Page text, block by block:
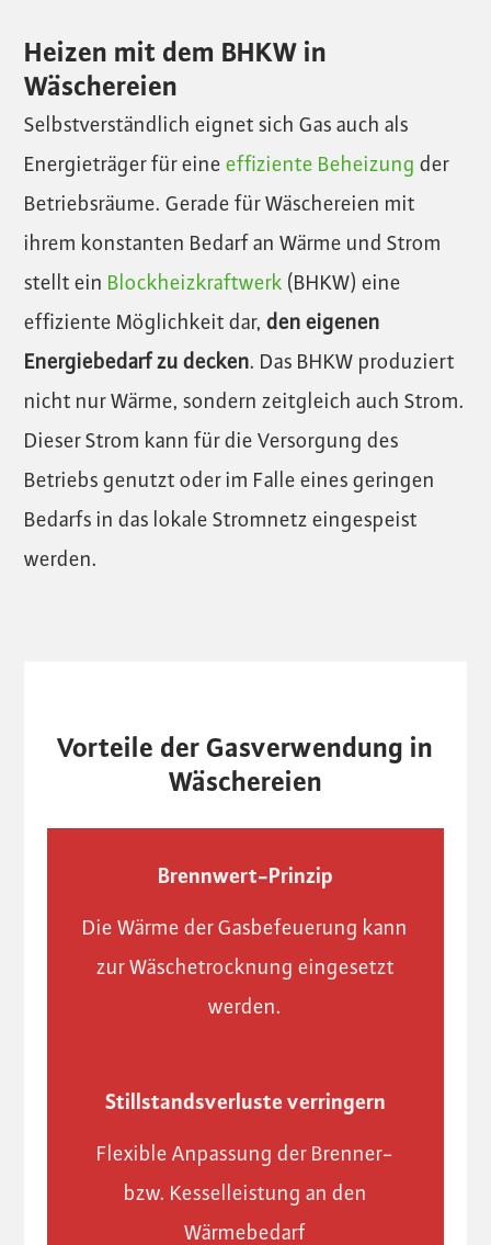
Heizen mit dem BHKW in
Wäschereien
Selbstverständlich eignet sich Gas auch als
Energieträger für eineeffiziente Beheizung der
Betriebsräume. Gerade für Wäschereien mit
ihrem konstanten Bedarf an Wärme und Strom
stellt ein Blockheizkraftwerk (BHKW) eine
effiziente Möglichkeit dar,den eigenen
Energiebedarf zu decken. Das BHKW produziert
nicht nur Wärme, sondern zeitgleich auch Strom.
Dieser Strom kann für die Versorgung des
Betriebs genutzt oder im Falle eines geringen
Bedarfs in das lokale Stromnetz eingespeist
werden.
Vorteile der Gasverwendung in
Wäschereien
Brennwert-Prinzip
Die Wärme der Gasbefeuerung kann
zur Wäschetrocknung eingesetzt
werden.
Stillstandsverluste verringern
Flexible Anpassung der Brenner-
bzw. Kesselleistung an den
Wärmebedarf